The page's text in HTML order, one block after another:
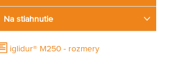
Na stiahnutie
iglidur® M250 - rozmery